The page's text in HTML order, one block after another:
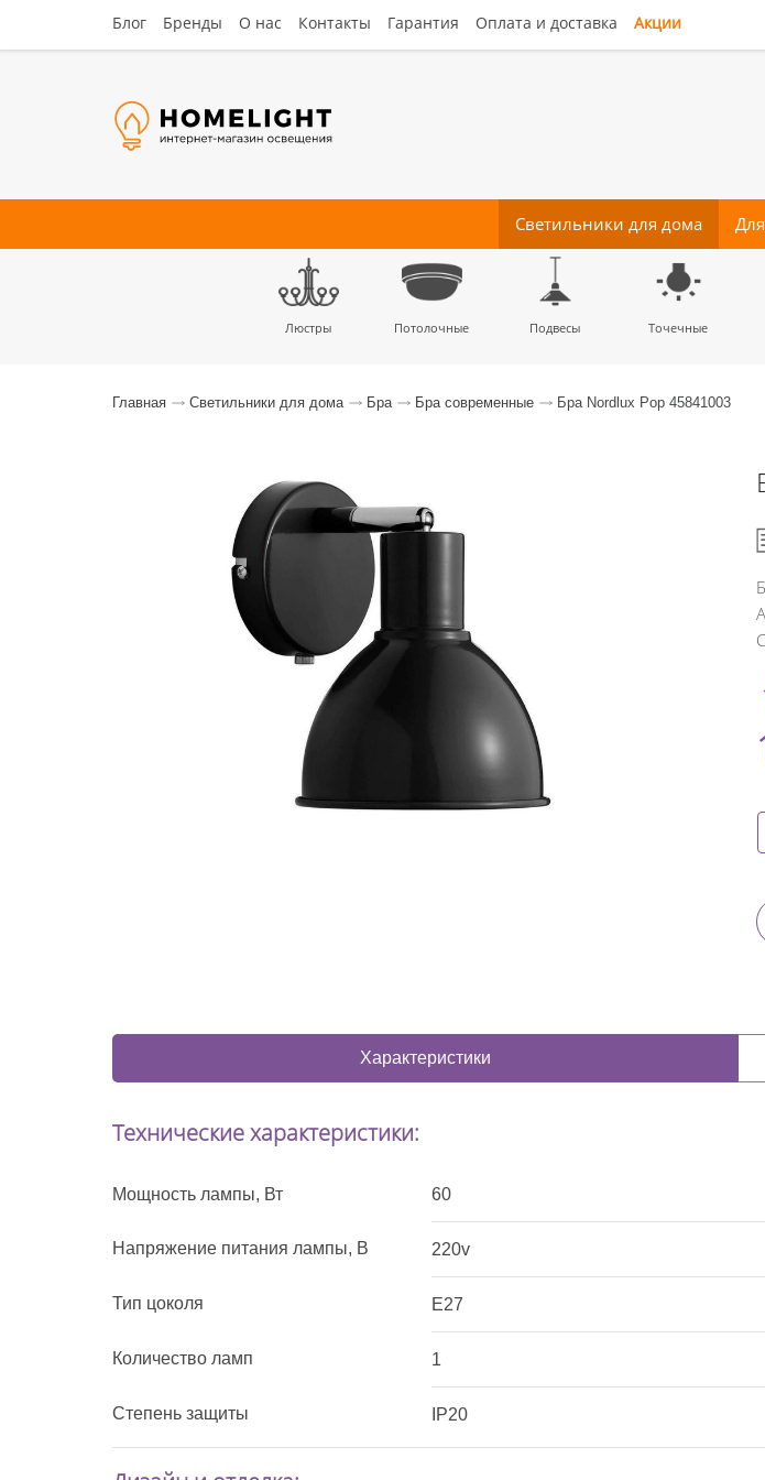
Блог Бренды О нас Контакты Гарантия Оплата и доставка Акции
Светильники для дома
Люстры Потолочные Подвесы Точечные
Настенные Потолочные
Магнитные
Главная Светильники для дома Бра Бра современные Бра Nordlux Pop 45841003
Характеристики
Технические характеристики:
Мощность лампы, Вт 60
Напряжение питания лампы, В 220v
Тип цоколя E27
Количество ламп 1
Степень защиты IP20